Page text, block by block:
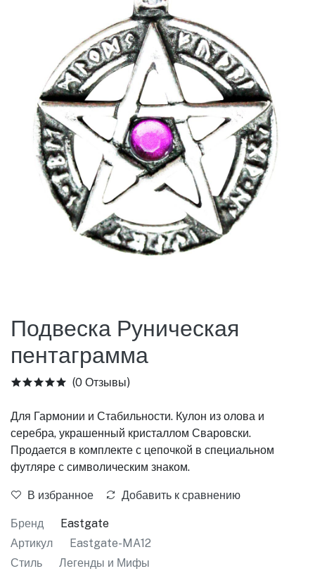
Подвеска Руническая
пентаграмма
(0 Отзывы)
Для Гармонии и Стабильности. Кулон из олова и
серебра, украшенный кристаллом Сваровски.
Продается в комплекте с цепочкой в специальном
футляре с символическим знаком.
В избранное Добавить к сравнению
Бренд
Eastgate
Артикул
Eastgate-MA12
Стиль
Легенды и Мифы